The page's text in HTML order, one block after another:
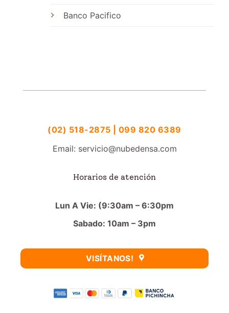
Banco Pacifico
(02) 518-2875 | 099 820 6389
Email: servicio@nubedensa.com
Horarios de atención
Lun A Vie: (9:30am – 6:30pm
Sabado: 10am – 3pm
VISÍTANOS!